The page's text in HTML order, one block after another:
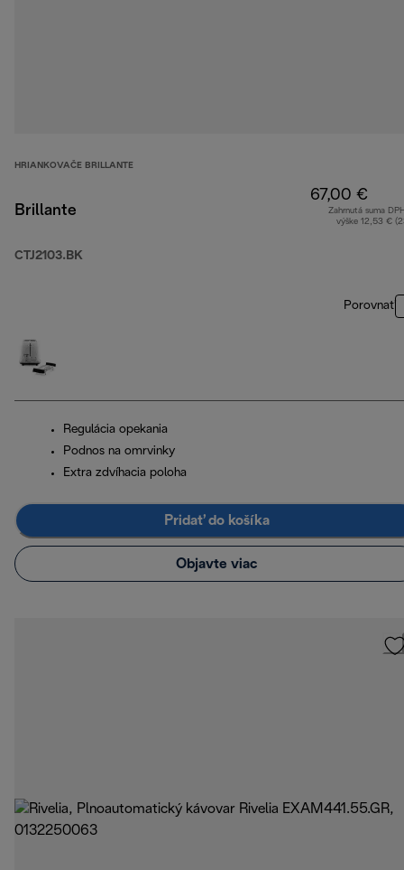
HRIANKOVAČE BRILLANTE
Brillante
CTJ2103.BK
67,00 €
Zahrnutá suma
výške 12,53 €
Porovnať
Regulácia opekania
Podnos na omrvinky
Extra zdvíhacia poloha
Pridať do košíka
Objavte viac